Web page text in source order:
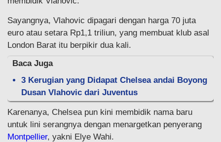
Sayangnya, Vlahovic dipagari dengan harga 70 juta
euro atau setara Rp1,1 triliun, yang membuat klub asal
London Barat itu berpikir dua kali.
Baca Juga
3 Kerugian yang Didapat Chelsea andai Boyong
Dusan Vlahovic dari Juventus
Karenanya, Chelsea pun kini membidik nama baru
untuk lini serangnya dengan menargetkan penyerang
Montpellier, yakni Elye Wahi.